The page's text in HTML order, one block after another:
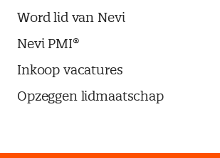
Word lid van Nevi
Nevi PMI®
Inkoop vacatures
Opzeggen lidmaatschap